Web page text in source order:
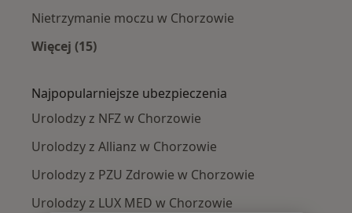
Nietrzymanie moczu w Chorzowie
Więcej (15)
Najpopularniejsze ubezpieczenia
Urolodzy z NFZ w Chorzowie
Urolodzy z Allianz w Chorzowie
Urolodzy z PZU Zdrowie w Chorzowie
Urolodzy z LUX MED w Chorzowie